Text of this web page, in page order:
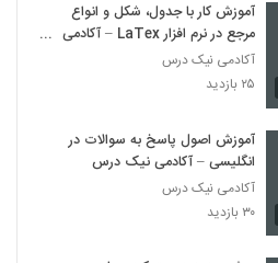
آموزش کار با جدول، شکل و انواع
مرجع در نرم افزار LaTex – آکادمی
نیک درس
آکادمی نیک درس
۲۵ بازدید
آموزش اصول پاسخ به سوالات در
انگلیسی – آکادمی نیک درس
آکادمی نیک درس
۳۰ بازدید